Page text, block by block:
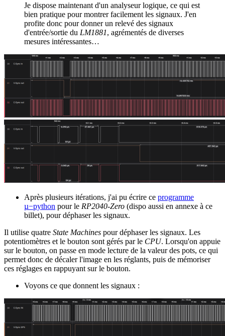
Je dispose maintenant d'un analyseur logique, ce qui est
bien pratique pour montrer facilement les signaux. J'en
profite donc pour donner un relevé des signaux
d'entrée/sortie du LM1881, agrémentés de diverses
mesures intéressantes…
Après plusieurs itérations, j'ai pu écrire ce programme
µ−python pour le RP2040-Zero (dispo aussi en annexe à ce
billet), pour déphaser les signaux.
Il utilise quatre State Machines pour déphaser les signaux. Les
potentiomètres et le bouton sont gérés par le CPU. Lorsqu'on appuie
sur le bouton, on passe en mode lecture de la valeur des pots, ce qui
permet donc de décaler l'image en les réglants, puis de mémoriser
ces réglages en rappuyant sur le bouton.
Voyons ce que donnent les signaux :